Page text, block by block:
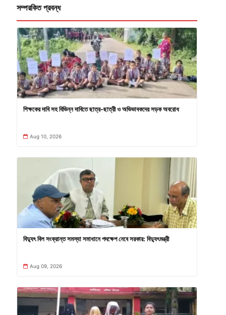
সম্পরকিত প্রবন্ধ
শিক্ষকের দাবি সহ বিভিন্ন দাবিতে ছাত্র-ছাত্রী ও অভিভাবকদের সড়ক অবরোধ
Aug 10, 2026
বিদ্যুৎ বিল সংক্রান্ত সমস্যা সমাধানে পদক্ষেপ নেবে সরকার: বিদ্যুৎমন্ত্রী
Aug 09, 2026